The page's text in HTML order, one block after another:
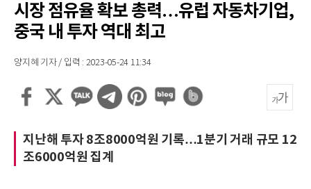
시장 점유율 확보 총력…유럽 자동차기업,
중국 내 투자 역대 최고
양지혜 기자 / 입력 : 2023-05-24 11:34
지난해 투자 8조8000억원 기록…1분기 거래 규모 12
조6000억원 집계